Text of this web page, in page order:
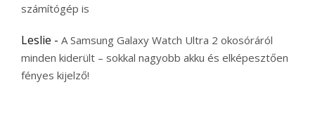
számítógép is
Leslie - A Samsung Galaxy Watch Ultra 2 okosóráról
minden kiderült – sokkal nagyobb akku és elképesztően
fényes kijelző!